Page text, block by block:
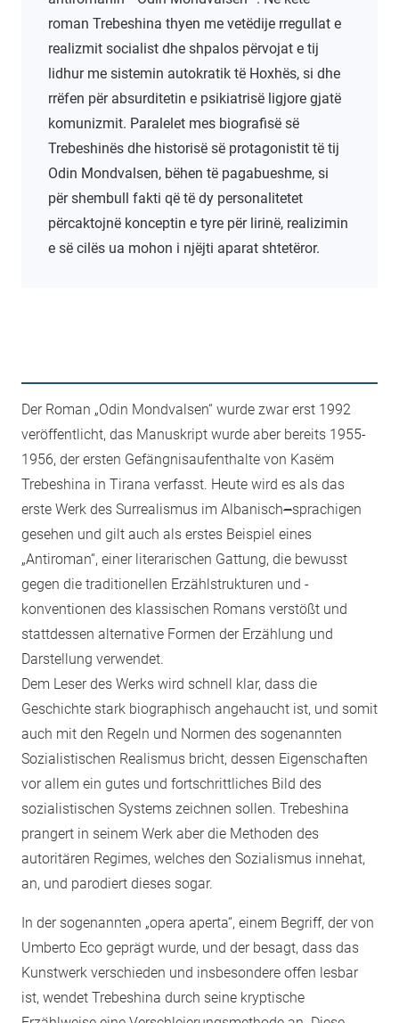
roman Trebeshina thyen me vetëdije rregullat e
realizmit socialist dhe shpalos përvojat e tij
lidhur me sistemin autokratik të Hoxhës, si dhe
rrëfen për absurditetin e psikiatrisë ligjore gjatë
komunizmit. Paralelet mes biografisë së
Trebeshinës dhe historisë së protagonistit të tij
Odin Mondvalsen, bëhen të pagabueshme, si
për shembull fakti që të dy personalitetet
përcaktojnë konceptin e tyre për lirinë, realizimin
e së cilës ua mohon i njëjti aparat shtetëror.
Der Roman „Odin Mondvalsen“ wurde zwar erst 1992
veröffentlicht, das Manuskript wurde aber bereits 1955-
1956, der ersten Gefängnisaufenthalte von Kasëm
Trebeshina in Tirana verfasst. Heute wird es als das
erste Werk des Surrealismus im Albanisch–sprachigen
gesehen und gilt auch als erstes Beispiel eines
„Antiroman“, einer literarischen Gattung, die bewusst
gegen die traditionellen Erzählstrukturen und -
konventionen des klassischen Romans verstößt und
stattdessen alternative Formen der Erzählung und
Darstellung verwendet.
Dem Leser des Werks wird schnell klar, dass die
Geschichte stark biographisch angehaucht ist, und somit
auch mit den Regeln und Normen des sogenannten
Sozialistischen Realismus bricht, dessen Eigenschaften
vor allem ein gutes und fortschrittliches Bild des
sozialistischen Systems zeichnen sollen. Trebeshina
prangert in seinem Werk aber die Methoden des
autoritären Regimes, welches den Sozialismus innehat,
an, und parodiert dieses sogar.
In der sogenannten „opera aperta“, einem Begriff, der von
Umberto Eco geprägt wurde, und der besagt, dass das
Kunstwerk verschieden und insbesondere offen lesbar
ist, wendet Trebeshina durch seine kryptische